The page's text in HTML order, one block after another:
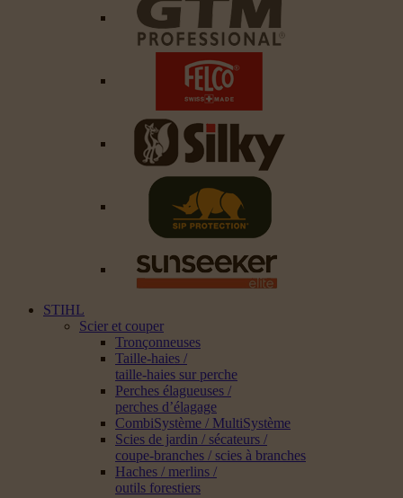
STIHL
Scier et couper
Tronçonneuses
Taille-haies /
taille-haies sur perche
Perches élagueuses /
perches d’élagage
CombiSystème / MultiSystème
Scies de jardin / sécateurs /
coupe-branches / scies à branches
Haches / merlins /
outils forestiers